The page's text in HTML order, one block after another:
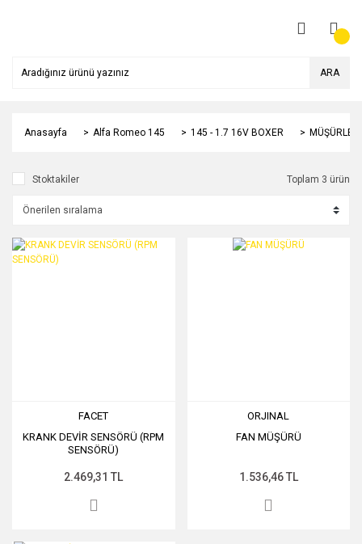
ARA
Anasayfa Alfa Romeo 145 145 - 1.7 16V BOXER
Stoktakiler Toplam 3 ürün
FACET
KRANK DEVİR SENSÖRÜ (RPM
SENSÖRÜ)
2.469,31 TL
ORJINAL
FAN MÜŞÜRÜ
1.536,46 TL